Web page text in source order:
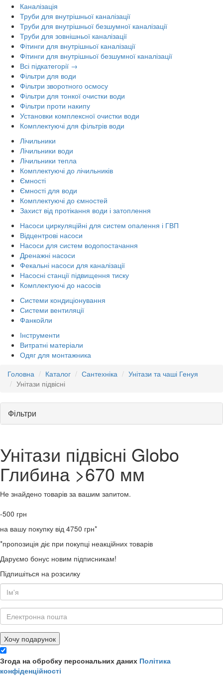
Каналізація
Труби для внутрішньої каналізації
Труби для внутрішньої безшумної каналізації
Труби для зовнішньої каналізації
Фітинги для внутрішньої каналізації
Фітинги для внутрішньої безшумної каналізації
Всі підкатегорії →
Фільтри для води
Фільтри зворотного осмосу
Фільтри для тонкої очистки води
Фільтри проти накипу
Установки комплексної очистки води
Комплектуючі для фільтрів води
Лічильники
Лічильники води
Лічильники тепла
Комплектуючі до лічильників
Ємності
Ємності для води
Комплектуючі до ємностей
Захист від протікання води і затоплення
Насоси циркуляційні для систем опалення і ГВП
Відцентрові насоси
Насоси для систем водопостачання
Дренажні насоси
Фекальні насоси для каналізації
Насосні станції підвищення тиску
Комплектуючі до насосів
Системи кондиціонування
Системи вентиляції
Фанкойли
Інструменти
Витратні матеріали
Одяг для монтажника
Головна
Каталог Сантехніка
Унітази та чаші Генуя
Унітази підвісні
Фільтри
Унітази підвісні Globo
Глибина >670 мм
Не знайдено товарів за вашим запитом.
-500 грн
на вашу покупку від 4750 грн*
*пропозиція діє при покупці неакційних товарів
Даруємо бонус новим підписникам!
Підпишіться на розсилку
Хочу подарунок
Згода на обробку персональних даних Політика
конфіденційності